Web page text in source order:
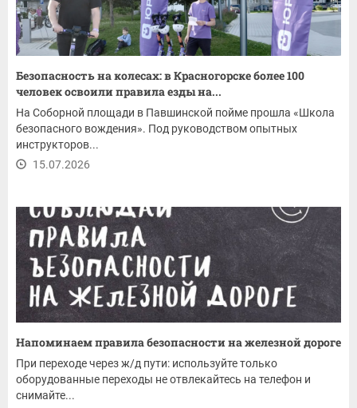
Безопасность на колесах: в Красногорске более 100
человек освоили правила езды на...
На Соборной площади в Павшинской пойме прошла «Школа
безопасного вождения». Под руководством опытных
инструкторов...
15.07.2026
Напоминаем правила безопасности на железной дороге
При переходе через ж/д пути: используйте только
оборудованные переходы не отвлекайтесь на телефон и
снимайте...